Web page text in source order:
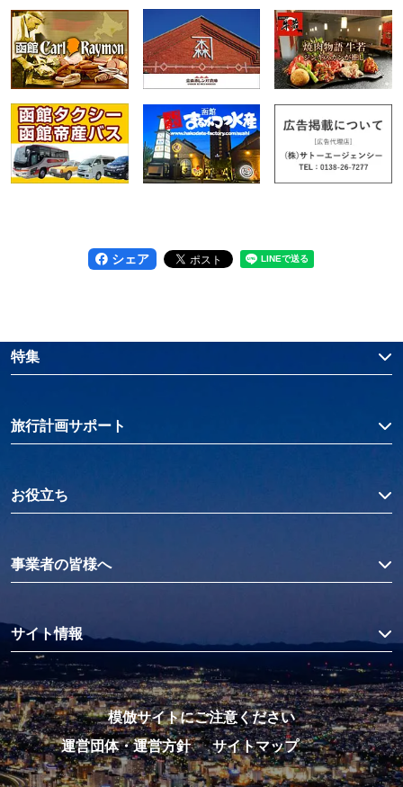
シェア
特集
旅行計画サポート
お役立ち
事業者の皆様へ
サイト情報
模倣サイトにご注意ください
運営団体・運営方針
サイトマップ